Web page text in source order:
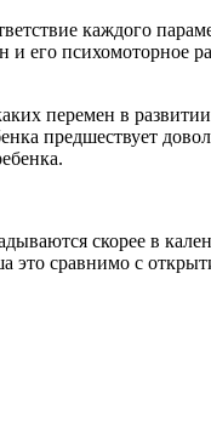
каждого
его психомоторное
перемен в
предшествует
скорее в
это сравнимо с